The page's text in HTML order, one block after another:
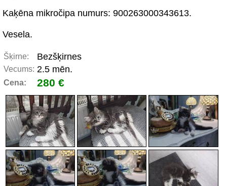
Kaķēna mikročipa numurs: 900263000343613.
Vesela.
Šķirne: Bezšķirnes
Vecums: 2.5 mēn.
Cena: 280 €